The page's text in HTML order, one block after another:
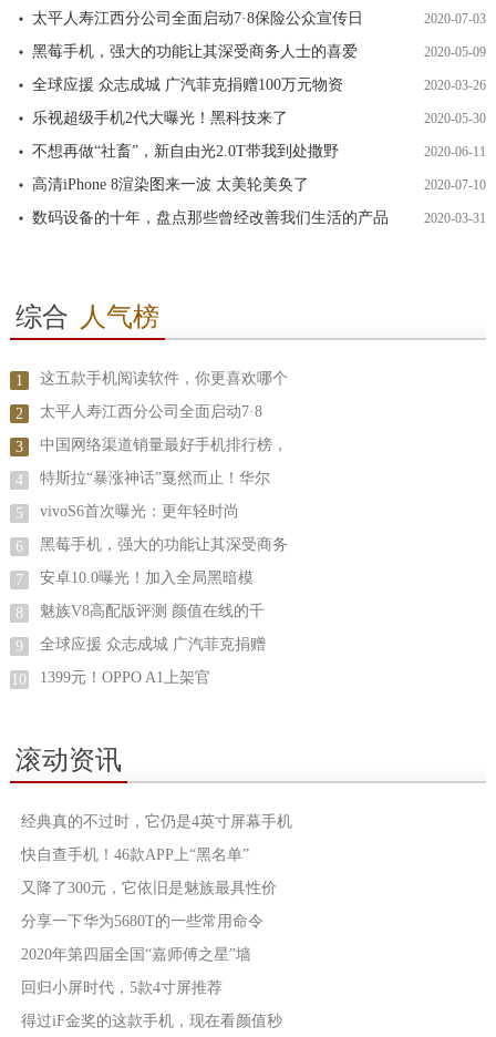
太平人寿江西分公司全面启动7·8保险公众宣传日 2020-07-03
黑莓手机，强大的功能让其深受商务人士的喜爱 2020-05-09
全球应援 众志成城 广汽菲克捐赠100万元物资 2020-03-26
乐视超级手机2代大曝光！黑科技来了 2020-05-30
不想再做“社畜”，新自由光2.0T带我到处撒野 2020-06-11
高清iPhone 8渲染图来一波 太美轮美奂了 2020-07-10
数码设备的十年，盘点那些曾经改善我们生活的产品 2020-03-31
综合 人气榜
1 这五款手机阅读软件，你更喜欢哪个
2 太平人寿江西分公司全面启动7·8
3 中国网络渠道销量最好手机排行榜，
4 特斯拉“暴涨神话”戛然而止！华尔
5 vivoS6首次曝光：更年轻时尚
6 黑莓手机，强大的功能让其深受商务
7 安卓10.0曝光！加入全局黑暗模
8 魅族V8高配版评测 颜值在线的千
9 全球应援 众志成城 广汽菲克捐赠
10 1399元！OPPO A1上架官
滚动资讯
经典真的不过时，它仍是4英寸屏幕手机
快自查手机！46款APP上“黑名单”
又降了300元，它依旧是魅族最具性价
分享一下华为5680T的一些常用命令
2020年第四届全国“嘉师傅之星”墙
回归小屏时代，5款4寸屏推荐
得过iF金奖的这款手机，现在看颜值秒